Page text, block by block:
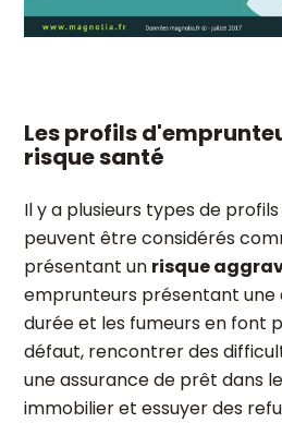
Les profils
risque santé
Il y a plusieurs types de
peuvent être considérés
présentant un risque
emprunteurs présentant une
durée et les fumeurs en font
défaut, rencontrer des
une assurance de prêt dans
immobilier et essuyer des